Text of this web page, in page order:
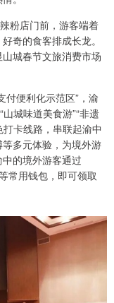
粉店门前，游客端着
奇的食客排成长龙。
城春节文旅消费市场
付便利化示范区”，渝
城味道美食游”“非遗
卡线路，串联起渝中
多元体验，为境外游
的境外游客通过
常用钱包，即可领取